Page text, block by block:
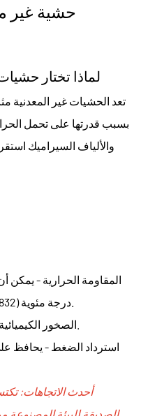
حشية غير
لماذا تختار
تعد الحشيات غير المعدنية
بسبب قدرتها على تحمل
استرداد الضغط - يحافظ
أحدث الاتجاهات: